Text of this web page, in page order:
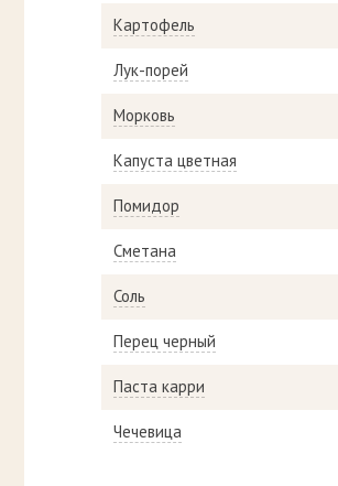
Картофель
Лук-порей
Морковь
Капуста цветная
Помидор
Сметана
Соль
Перец черный
Паста карри
Чечевица